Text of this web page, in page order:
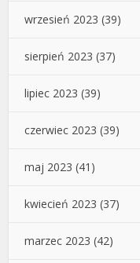
wrzesień 2023 (39)
sierpień 2023 (37)
lipiec 2023 (39)
czerwiec 2023 (39)
maj 2023 (41)
kwiecień 2023 (37)
marzec 2023 (42)